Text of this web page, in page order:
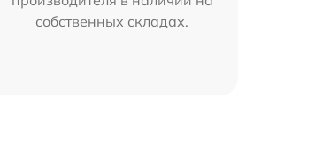
собственных складах.